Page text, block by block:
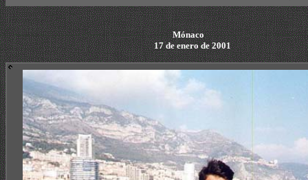
Mónaco
17 de enero de 2001